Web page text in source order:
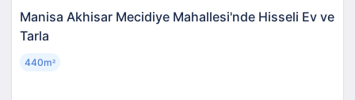
Manisa Akhisar Mecidiye Mahallesi'nde Hisseli Ev ve
Tarla
440m²